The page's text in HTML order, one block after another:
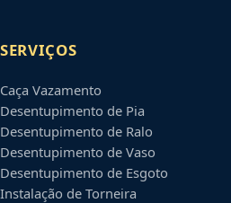
SERVIÇOS
Caça Vazamento
Desentupimento de Pia
Desentupimento de Ralo
Desentupimento de Vaso
Desentupimento de Esgoto
Instalação de Torneira